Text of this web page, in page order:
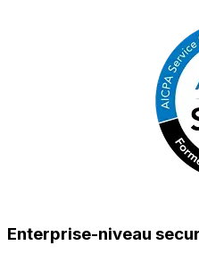
Enterprise-niveau